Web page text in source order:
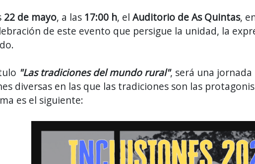
22 de mayo, a las 17:00 h, el Auditorio de As Quintas,
de este evento que persigue la unidad, la
"Las tradiciones del mundo rural", será una
diversas en las que las tradiciones son las
es el siguiente: